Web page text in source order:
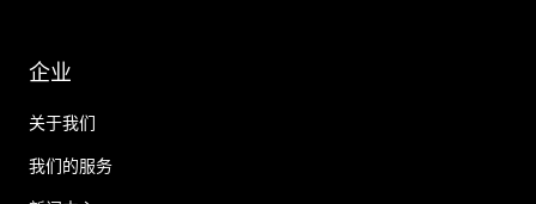
企业
关于我们
我们的服务